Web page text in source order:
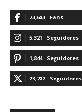
23,683 Fans
5,321 Seguidores
1,844 Seguidores
23,782 Seguidores